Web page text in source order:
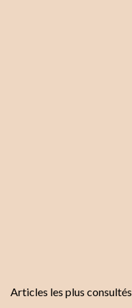
Articles les plus consultés